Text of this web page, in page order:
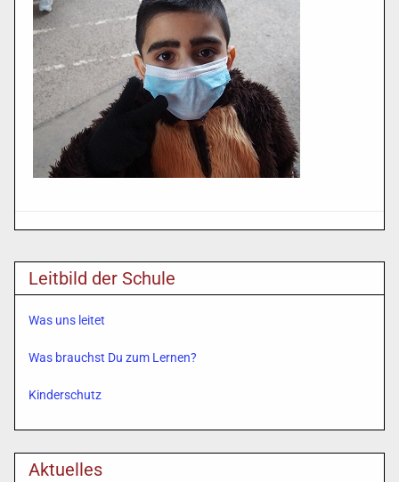
Leitbild der Schule
Was uns leitet
Was brauchst Du zum Lernen?
Kinderschutz
Aktuelles